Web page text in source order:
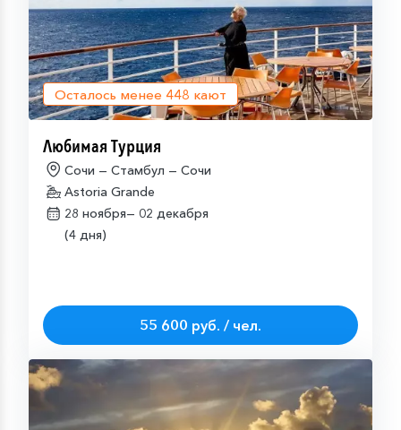
Осталось менее 448 кают
Любимая Турция
Сочи — Стамбул — Сочи
Astoria Grande
28 ноября— 02 декабря
(4 дня)
55 600 руб. / чел.